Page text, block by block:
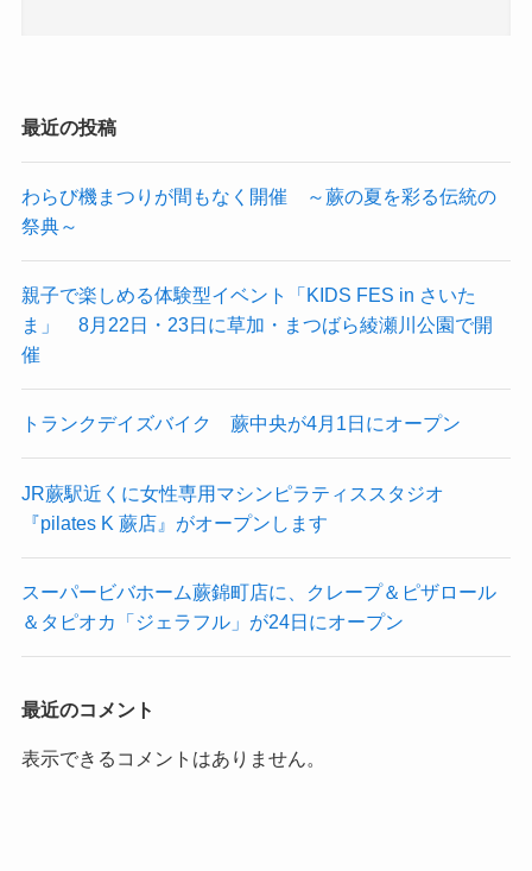
最近の投稿
わらび機まつりが間もなく開催 ～蕨の夏を彩る伝統の
祭典～
親子で楽しめる体験型イベント「KIDS FES in さいた
ま」 8月22日・23日に草加・まつばら綾瀬川公園で開
催
トランクデイズバイク 蕨中央が4月1日にオープン
JR蕨駅近くに女性専用マシンピラティススタジオ
『pilates K 蕨店』がオープンします
スーパービバホーム蕨錦町店に、クレープ＆ピザロール
＆タピオカ「ジェラフル」が24日にオープン
最近のコメント
表示できるコメントはありません。